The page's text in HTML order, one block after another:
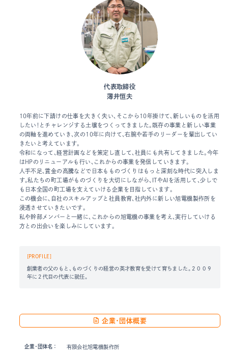
代表取締役
薄井恒夫
10年前に下請けの仕事を大きく失い、そこから10年掛けて、新しいものを活用
したい！とチャレンジする土壌をつくってきました。既存の事業と新しい事業
の両軸を進めていき、次の10年に向けて、右腕や若手のリーダーを輩出してい
きたいと考えています。
令和になって、経営計画などを策定し直して、社員にも共有してきました。今年
はHPのリニューアルも行い、これからの事業を発信していきます。
人手不足、賃金の高騰などで日本もものづくりはもっと深刻な時代に突入しま
す。私たちの町工場がものづくりを大切にしながら、ITやAIを活用して、少しで
も日本全国の町工場を支えていける企業を目指しています。
この機会に、自社のスキルアップと社員教育、社内外に新しい旭電機製作所を
浸透させていきたいです。
私や幹部メンバーと一緒に、これからの旭電機の事業を考え、実行していける
方との出会いを楽しみにしています。
[PROFILE]
創業者の父のもと、ものづくりの経営の英才教育を受けて育ちました。２００９
年に２代目の代表に就任。
企業・団体概要
企業・団体名： 有限会社旭電機製作所